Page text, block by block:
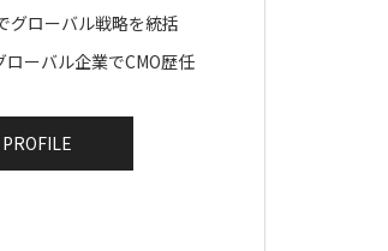
ローバル戦略を統括
ーバル企業でCMO歴任
PROFILE